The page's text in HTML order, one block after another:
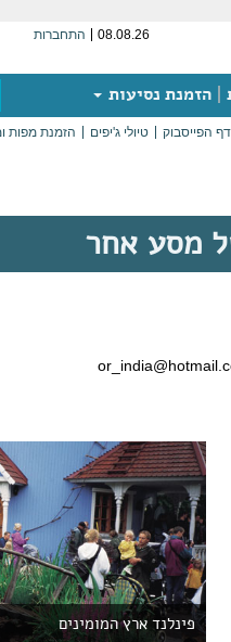
08.08.26 התחברות
הזמנת נסיעות
דף הפייסבוק טיולי ג'יפים הזמנת מפות
מסע אחר
פינלנד ארץ המומינים